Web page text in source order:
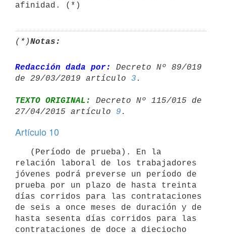
afinidad. (*)
(*)Notas:
Redacción dada por:
Decreto Nº 89/019
de 29/03/2019 artículo 3
TEXTO ORIGINAL:
Decreto Nº 115/015 de
27/04/2015 artículo 9
Artículo 10
relación laboral de los trabajadores
jóvenes podrá preverse un período de
prueba por un plazo de hasta treinta
días corridos para las contrataciones
de seis a once meses de duración y de
hasta sesenta días corridos para las
contrataciones de doce a dieciocho